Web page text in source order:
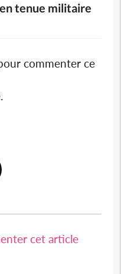
tenue militaire
commenter ce
cet article